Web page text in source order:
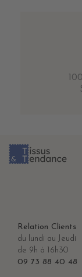
Relation Clients
du lundi au Jeudi
de 9h à 16h30
09 73 88 40 48